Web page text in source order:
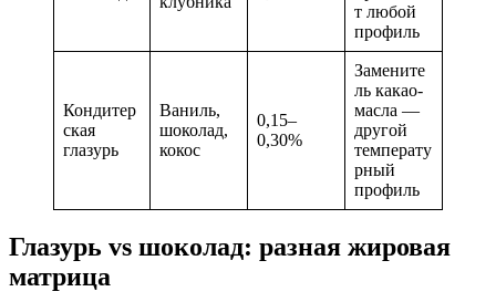
т любой
профиль
Кондитер
ская
глазурь
Ваниль,
шоколад,
кокос
0,15–
0,30%
Замените
ль какао-
масла —
другой
температу
рный
профиль
Глазурь vs шоколад: разная жировая
матрица